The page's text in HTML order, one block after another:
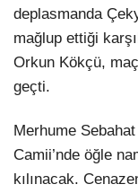
deplasmanda
mağlup ettiği
Orkun Kökçü,
geçti.
Merhume
Camii’nde öğle
kılınacak.